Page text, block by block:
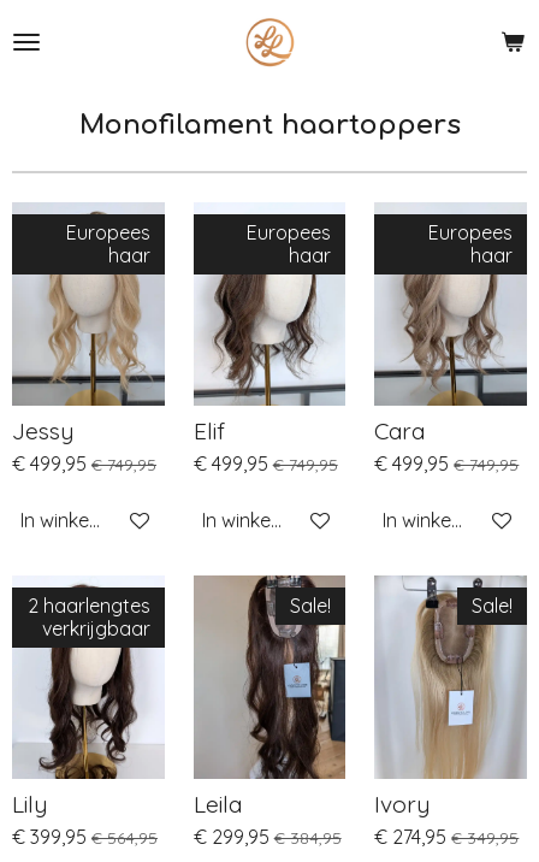
direct
hoofdinhoud
Monofilament haartoppers
Europees
haar
Jessy
€ 499,95 € 749,95
In winkelwagen
Europees
haar
Elif
€ 499,95 € 749,95
In winkelwagen
Europees
haar
Cara
€ 499,95 € 749,95
In winkelwagen
2 haarlengtes
verkrijgbaar
Lily
€ 399,95 € 564,95
Sale!
Leila
€ 299,95 € 384,95
Sale!
Ivory
€ 274,95 € 349,95